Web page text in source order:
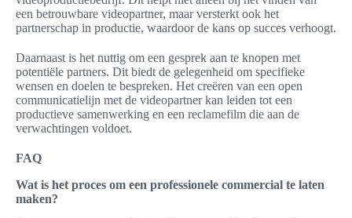
een betrouwbare videopartner, maar versterkt ook het
partnerschap in productie, waardoor de kans op succes verhoogt.
Daarnaast is het nuttig om een gesprek aan te knopen met
potentiële partners. Dit biedt de gelegenheid om specifieke
wensen en doelen te bespreken. Het creëren van een open
communicatielijn met de videopartner kan leiden tot een
productieve samenwerking en een reclamefilm die aan de
verwachtingen voldoet.
FAQ
Wat is het proces om een professionele commercial te laten
maken?